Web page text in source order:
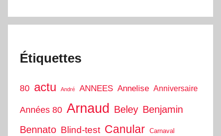
Étiquettes
80 actu André ANNEES Annelise Anniversaire
Années 80 Arnaud Beley Benjamin
Bennato Blind-test Canular Carnaval